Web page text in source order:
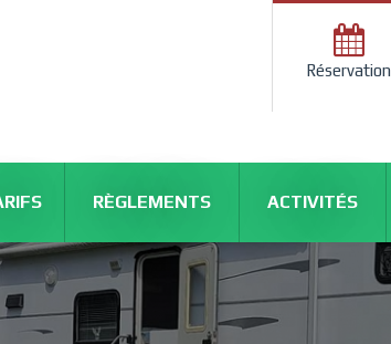
Réservation
RÈGLEMENTS ACTIVITÉS